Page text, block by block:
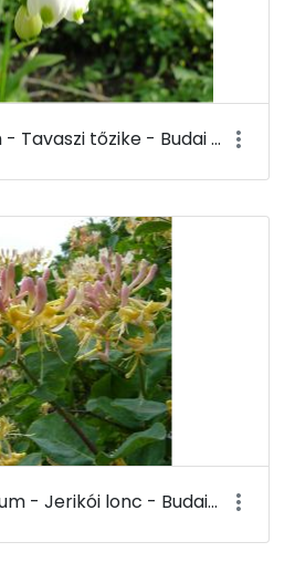
Leucojum vernum - Tavaszi tőzike - Budai Arborétum
Lonicera caprifolium - Jerikói lonc - Budai Arborétum